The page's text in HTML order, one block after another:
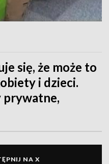
się, że może to
i dzieci.
prywatne,
NA X